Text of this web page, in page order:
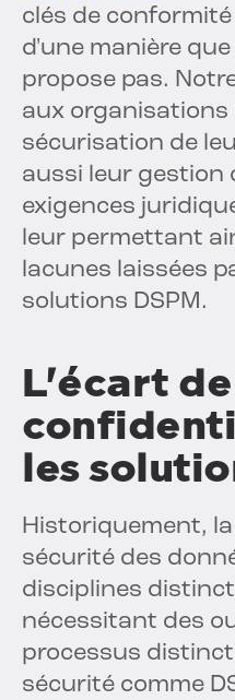
clés de
d'une manière
propose pas.
aux organisations
sécurisation de
aussi leur gestion
exigences
leur permettant
lacunes laissées
solutions DSPM.
L'écart de
les
Historiquement,
sécurité des
disciplines
nécessitant des
processus
sécurité comme